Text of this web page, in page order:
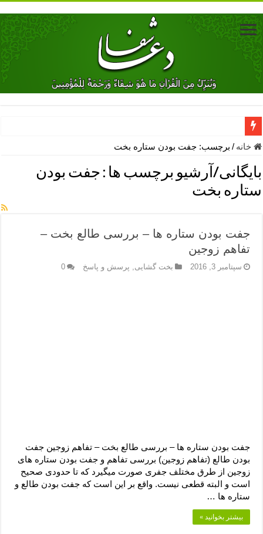
دعای جلب محبت فوری معشوق – دعای جلب محبت شوهر
دعای مشکل گشا برای رفع فقر – ذکرهای روزی‌ بخش
معجزات دعای یا من اظهر الجمیل – دعای یا من اظهر الجمیل برای
مهم ترین اذکار الهی و فضیلت آن ها – ذکر مخصوص مستجاب الدعوه
نماز حاجت برای کار گشایی- دعای رفع مشکلات و طلب حاجت
دعای رفع فقر و طلب رزق و روزی – آیه‌ جلب ثروت و برکت مال
خانه / برچسب:جفت بودن ستاره بخت
بایگانی/آرشیو برچسب ها : جفت بودن
ستاره بخت
جفت بودن ستاره ها – بررسی طالع بخت –
تفاهم زوجین
سپتامبر 3, 2016 بخت گشایی پرسش و پاسخ 0
جفت بودن ستاره ها – بررسی طالع بخت – تفاهم زوجین جفت
بودن طالع (تفاهم زوجین) بررسی تفاهم و جفت بودن ستاره های
زوجین از طرق مختلف جفری صورت میگیرد که تا حدودی صحیح
است و البته قطعی نیست. واقع بر این است که جفت بودن طالع و
ستاره ها …
بیشتر بخوانید »